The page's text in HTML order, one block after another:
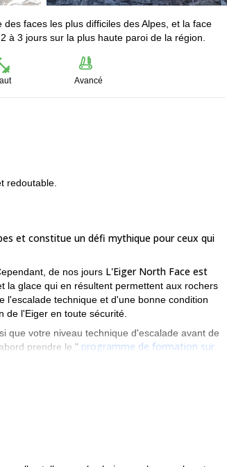
faces les plus difficiles des Alpes, et la face
à 3 jours sur la plus haute paroi de la région.
Avancé
redoutable.
et constitue un défi mythique pour ceux qui
de nos jours L'Eiger North Face est
la glace qui en résultent permettent aux rochers
l'escalade technique et d'une bonne condition
de l'Eiger en toute sécurité.
que votre niveau technique d'escalade avant de
prendre le " programme de formation sur
ce programme de 2 à 3 jours pour les raisons